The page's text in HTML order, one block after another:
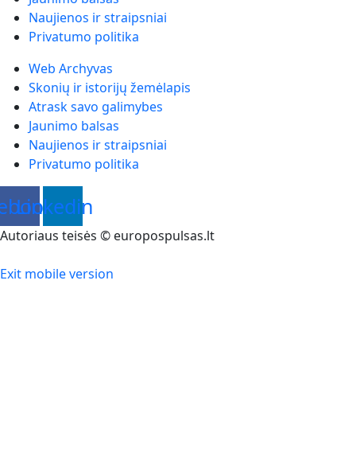
Naujienos ir straipsniai
Privatumo politika
Web Archyvas
Skonių ir istorijų žemėlapis
Atrask savo galimybes
Jaunimo balsas
Naujienos ir straipsniai
Privatumo politika
Linkedin
Autoriaus teisės © europospulsas.lt
Exit mobile version